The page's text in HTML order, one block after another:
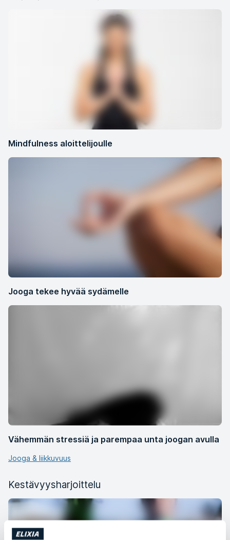
Mindfulness aloittelijoulle
Jooga tekee hyvää sydämelle
Vähemmän stressiä ja parempaa unta joogan avulla
Jooga & liikkuvuus
Kestävyysharjoittelu